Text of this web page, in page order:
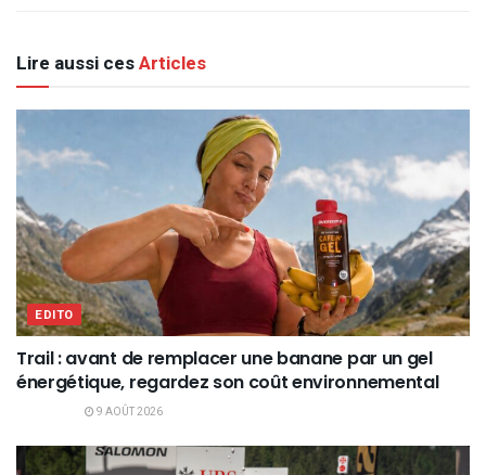
Lire aussi cesArticles
EDITO
Trail : avant de remplacer une banane par un gel
énergétique, regardez son coût environnemental
9 AOÛT 2026